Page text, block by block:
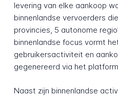
levering van elke aankoop
binnenlandse vervoerders
provincies, 5 autonome
binnenlandse focus vormt
gebruikersactiviteit en
gegenereerd via het
Naast zijn binnenlandse